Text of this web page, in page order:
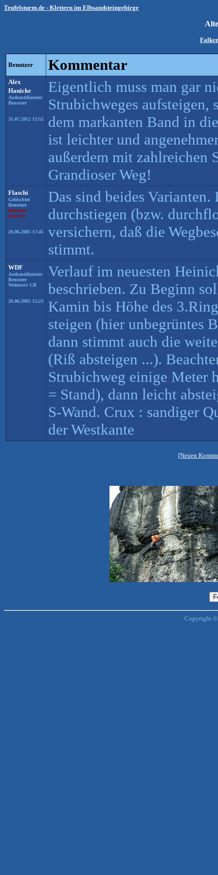
Teufelsturm.de - Klettern im Elbsandsteingebirge
Benutzer Kommentar
Alex
Hanicke
Authentifizierter
Benutzer
31.07.2012 12:52
Eigentlich muss man gar
Strubichweges aufsteigen,
dem markanten Band in
ist leichter und
außerdem mit zahlreichen
Grandioser Weg!
Flaschi
Gelöschter
Benutzer
Benutzer
gesperrt
20.06.2005 17:45
Das sind beides Varianten.
durchstiegen (bzw.
versichern, daß die
stimmt.
WDF
Authentifizierter
Benutzer
Wohnort: CB
20.06.2005 13:23
Verlauf im neuesten
beschrieben. Zu Beginn
Kamin bis Höhe des
steigen (hier unbegrüntes
dann stimmt auch die
(Riß absteigen ...).
Strubichweg einige Meter
= Stand), dann leicht
S-Wand. Crux : sandiger
der Westkante
[Neuen
Copyright ©